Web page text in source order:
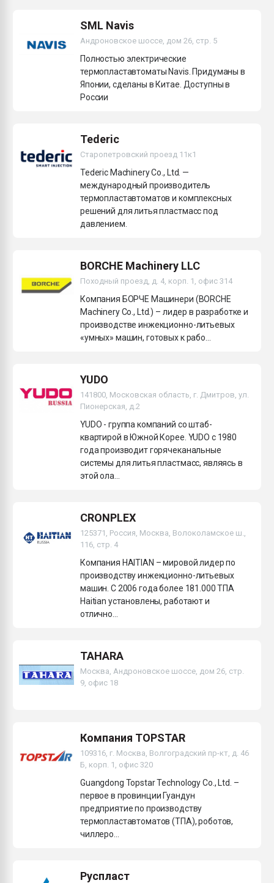
SML Navis
Андроновское шоссе, дом 26, стр. 5
Полностью электрические
термопластавтоматы Navis. Придуманы в
Японии, сделаны в Китае. Доступны в
России
Tederic
Старопетровский проезд 11к1
Tederic Machinery Co., Ltd. —
международный производитель
термопластавтоматов и комплексных
решений для литья пластмасс под
давлением.
YUDO
141800, Московская область, г. Дмитров, ул.
Пионерская, д.2
YUDO - группа компаний со штаб-
квартирой в Южной Корее. YUDO c 1980
года производит горячеканальные
системы для литья пластмасс, являясь в
этой ола...
BORCHE Machinery LLC
Походный проезд, д. 4, корп. 1, офис 314
Компания БОРЧЕ Машинери (BORCHE
Machinery Co., Ltd.) – лидер в разработке и
производстве инжекционно-литьевых
«умных» машин, готовых к рабо...
CRONPLEX
125371, Россия, Москва, Волоколамское ш.,
116, стр. 4
Компания HAITIAN – мировой лидер по
производству инжекционно-литьевых
машин. С 2006 года более 181.000 ТПА
Haitian установлены, работают и
отлично...
TAHARA
Москва, Андроновское шоссе, дом 26, стр.
9, офис 18
Компания TOPSTAR
109316, г. Москва, Волгоградский пр-кт, д. 46
Б, корп. 1, офис 320
Guangdong Topstar Technology Co., Ltd. –
первое в провинции Гуандун
предприятие по производству
термопластавтоматов (ТПА), роботов,
чиллеро...
Руспласт